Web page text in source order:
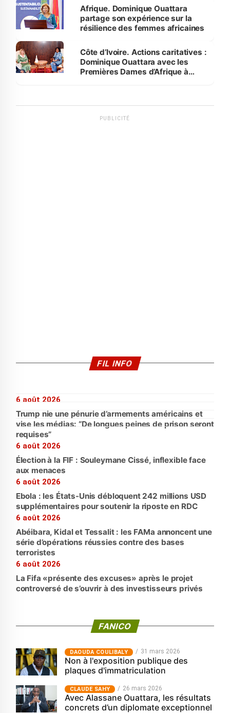
Afrique. Dominique Ouattara
partage son expérience sur la
résilience des femmes africaines
Côte d’Ivoire. Actions caritatives :
Dominique Ouattara avec les
Premières Dames d’Afrique à
PUBLICITÉ
FIL INFO
6 août 2026
Trump nie une pénurie d’armements américains et
vise les médias: “De longues peines de prison seront
requises”
6 août 2026
Élection à la FIF : Souleymane Cissé, inflexible face
aux menaces
6 août 2026
Ebola : les États-Unis débloquent 242 millions USD
supplémentaires pour soutenir la riposte en RDC
6 août 2026
Abéibara, Kidal et Tessalit : les FAMa annoncent une
série d’opérations réussies contre des bases
terroristes
6 août 2026
La Fifa «présente des excuses» après le projet
controversé de s’ouvrir à des investisseurs privés
FANICO
‎DAOUDA COULIBALY 31 mars 2026
Non à l'exposition publique des
plaques d'immatriculation
CLAUDE SAHY 26 mars 2026
Avec Alassane Ouattara, les résultats
concrets d’un diplomate exceptionnel